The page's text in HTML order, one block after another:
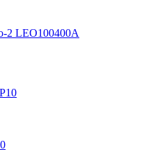
2 LEO100400A